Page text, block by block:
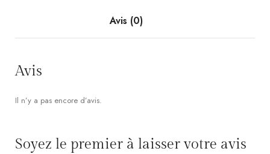
Avis (0)
Avis
Il n’y a pas encore d’avis.
Soyez le premier à laisser votre avis